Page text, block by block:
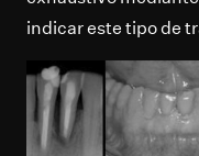
indicar este tipo de